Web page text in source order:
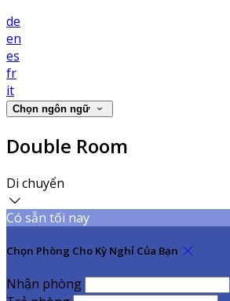
de
en
es
fr
it
Chọn ngôn ngữ
Double Room
Di chuyển
Có sẵn tối nay
Chọn Phòng Cho Kỳ Nghỉ Của Bạn
Nhận phòng